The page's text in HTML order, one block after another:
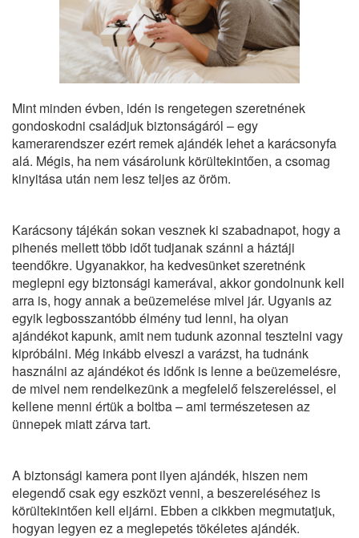
Mint minden évben, idén is rengetegen szeretnének
gondoskodni családjuk biztonságáról – egy
kamerarendszer ezért remek ajándék lehet a karácsonyfa
alá. Mégis, ha nem vásárolunk körültekintően, a csomag
kinyitása után nem lesz teljes az öröm.
Karácsony tájékán sokan vesznek ki szabadnapot, hogy a
pihenés mellett több időt tudjanak szánni a háztáji
teendőkre. Ugyanakkor, ha kedvesünket szeretnénk
meglepni egy biztonsági kamerával, akkor gondolnunk kell
arra is, hogy annak a beüzemelése mivel jár. Ugyanis az
egyik legbosszantóbb élmény tud lenni, ha olyan
ajándékot kapunk, amit nem tudunk azonnal tesztelni vagy
kipróbálni. Még inkább elveszi a varázst, ha tudnánk
használni az ajándékot és időnk is lenne a beüzemelésre,
de mivel nem rendelkezünk a megfelelő felszereléssel, el
kellene menni értük a boltba – ami természetesen az
ünnepek miatt zárva tart.
A biztonsági kamera pont ilyen ajándék, hiszen nem
elegendő csak egy eszközt venni, a beszereléséhez is
körültekintően kell eljárni. Ebben a cikkben megmutatjuk,
hogyan legyen ez a meglepetés tökéletes ajándék.